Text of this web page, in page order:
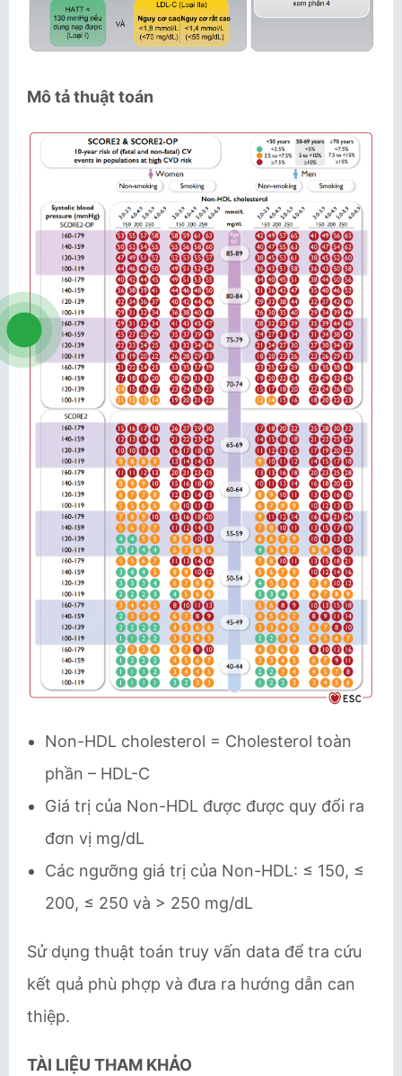
Mô tả thuật toán
Non-HDL cholesterol = Cholesterol toàn
phần – HDL-C
Giá trị của Non-HDL được được quy đổi ra
đơn vị mg/dL
Các ngưỡng giá trị của Non-HDL: ≤ 150, ≤
200, ≤ 250 và > 250 mg/dL
Sử dụng thuật toán truy vấn data để tra cứu
kết quả phù phợp và đưa ra hướng dẫn can
thiệp.
TÀI LIỆU THAM KHẢO